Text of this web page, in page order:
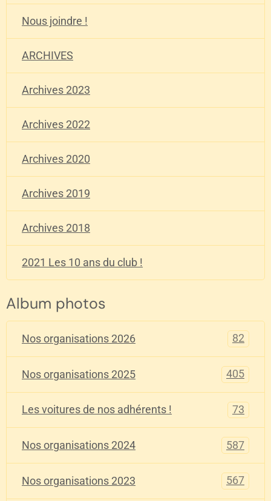
Nous joindre !
ARCHIVES
Archives 2023
Archives 2022
Archives 2020
Archives 2019
Archives 2018
2021 Les 10 ans du club !
Album photos
Nos organisations 2026 82
Nos organisations 2025 405
Les voitures de nos adhérents ! 73
Nos organisations 2024 587
Nos organisations 2023 567